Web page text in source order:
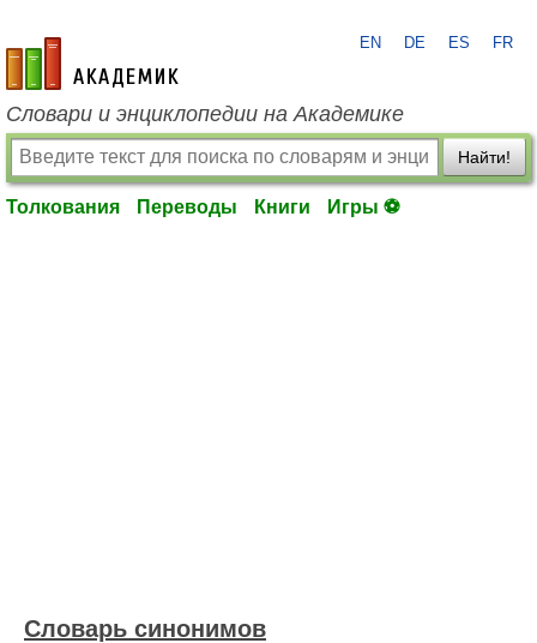
academic.ru
EN DE ES FR
Словари и энциклопедии на Академике
Найти!
Толкования Переводы Книги Игры ⚽
Словарь синонимов